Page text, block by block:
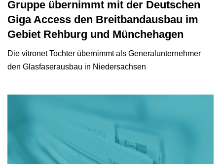
Gruppe übernimmt mit der Deutschen
Giga Access den Breitbandausbau im
Gebiet Rehburg und Münchehagen
Die vitronet Tochter übernimmt als Generalunternehmer
den Glasfaserausbau in Niedersachsen